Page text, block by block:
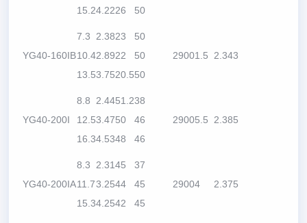
15.24.2226
50
YG40-160IB
7.3
10.4
13.5
2.38
2.89
3.75
23
22
20.5
50
50
50
29001.5 2.343
YG40-200I
8.8
12.5
16.3
2.44
3.47
4.53
51.2
50
48
38
46
46
29005.5 2.385
YG40-200IA
8.3
11.7
15.3
2.31
3.25
4.25
45
44
42
37
45
45
29004 2.375